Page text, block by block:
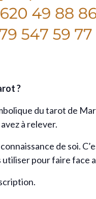
?
du tarot de
à relever.
de soi.
pour faire face